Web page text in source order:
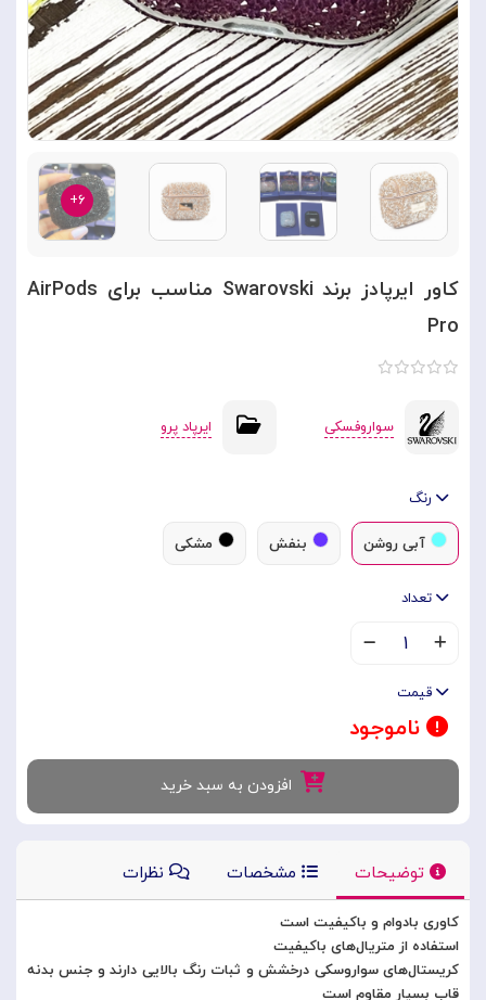
۶+
کاور ایرپادز برند Swarovski مناسب برای AirPods
Pro
سواروفسکی ایرپاد پرو
رنگ
آبی روشن بنفش مشکی
تعداد
۱
قیمت
ناموجود
افزودن به سبد خرید
توضیحات مشخصات نظرات
کاوری بادوام و باکیفیت است
استفاده از متریال‌های باکیفیت
کریستال‌های سواروسکی درخشش و ثبات رنگ بالایی دارند و جنس بدنه
قاب بسیار مقاوم است